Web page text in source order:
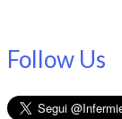
Follow Us